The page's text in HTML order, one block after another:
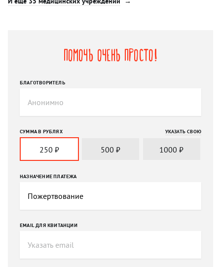
Помочь очень просто!
БЛАГОТВОРИТЕЛЬ
СУММА В РУБЛЯХ
250 ₽ 500 ₽ 1000₽
УКАЗАТЬ СВОЮ
НАЗНАЧЕНИЕ ПЛАТЕЖА
EMAIL ДЛЯ КВИТАНЦИИ